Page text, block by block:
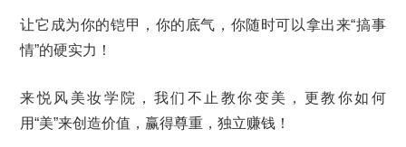
让它成为你的铠甲，你的底气，你随时可以拿出来“搞事
情”的硬实力！
来悦风美妆学院，我们不止教你变美，更教你如何
用“美”来创造价值，赢得尊重，独立赚钱！